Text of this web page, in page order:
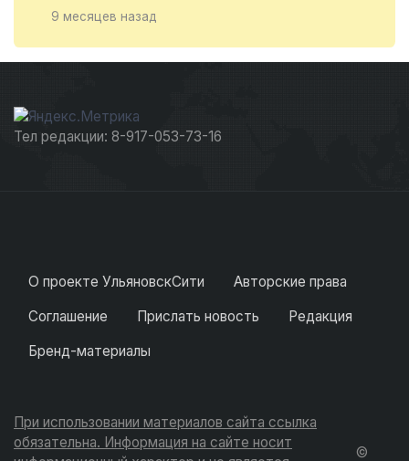
9 месяцев назад
Тел редакции: 8-917-053-73-16
О проекте УльяновскСити
Авторские права
Соглашение
Прислать новость
Редакция
Бренд-материалы
При использовании материалов сайта ссылка
обязательна. Информация на сайте носит
©